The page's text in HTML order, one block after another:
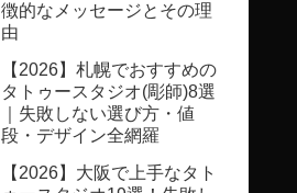
徴的なメッセージとその理
由
【2026】札幌でおすすめの
タトゥースタジオ(彫師)8選
｜失敗しない選び方・値
段・デザイン全網羅
【2026】大阪で上手なタト